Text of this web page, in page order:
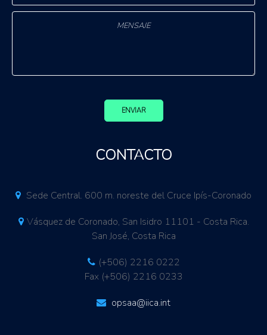
ENVIAR
CONTACTO
Sede Central. 600 m. noreste del Cruce Ipís-Coronado
Vásquez de Coronado, San Isidro 11101 - Costa Rica.
San José, Costa Rica
(+506) 2216 0222
Fax (+506) 2216 0233
opsaa@iica.int